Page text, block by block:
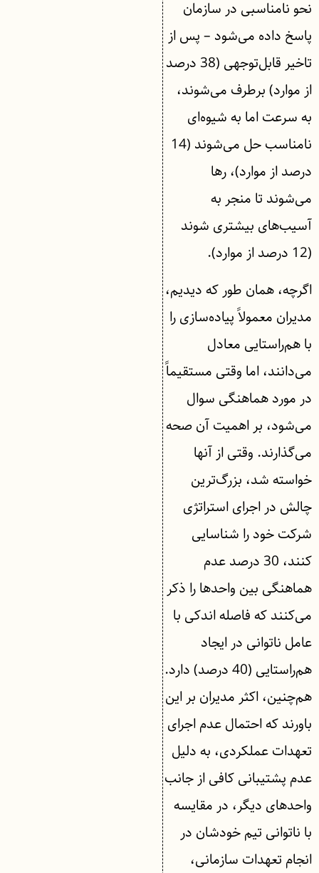
نحو نامناسبی در سازمان
پاسخ داده می‌شود – پس از
تاخیر قابل‌توجهی (38 درصد
از موارد) برطرف می‌شوند،
به سرعت اما به شیوه‌ای
نامناسب حل می‌شوند (14
درصد از موارد)، رها
می‌شوند تا منجر به
آسیب‌های بیشتری شوند
(12 درصد از موارد).
اگرچه، همان طور که دیدیم،
مدیران معمولاً پیاده‌سازی را
با هم‌راستایی معادل
می‌دانند، اما وقتی مستقیماً
در مورد هماهنگی سوال
می‌شود، بر اهمیت آن صحه
می‌گذارند. وقتی از آنها
خواسته شد، بزرگ‌ترین
چالش در اجرای استراتژی
شرکت خود را شناسایی
کنند، 30 درصد عدم
هماهنگی بین واحدها را ذکر
می‌کنند که فاصله اندکی با
عامل ناتوانی در ایجاد
هم‌راستایی (40 درصد) دارد.
هم‌چنین، اکثر مدیران بر این
باورند که احتمال عدم اجرای
تعهدات عملکردی، به دلیل
عدم پشتیبانی کافی از جانب
واحدهای دیگر، در مقایسه
با ناتوانی تیم خودشان در
انجام تعهدات سازمانی،